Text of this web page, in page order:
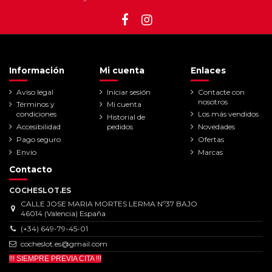
Información
Aviso legal
Términos y
condiciones
Accesibilidad
Pago seguro
Envío
Mi cuenta
Iniciar sesión
Mi cuenta
Historial de
pedidos
Enlaces
Contacte con
nosotros
Los más vendidos
Novedades
Ofertas
Marcas
Contacto
COCHESLOT.ES
CALLE JOSE MARIA MORTES LERMA Nº37 BAJO
46014 (Valencia) España
(+34) 649-79-45-01
cocheslot.es@gmail.com
!!! SIEMPRE PREVIA CITA !!!